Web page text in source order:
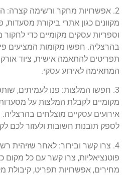
2. אפשרויות מחקר ורשימה
מקוונים כגון אתרי ביקורת
וספריות עסקים מקומיים כדי לחקור
בהרצליה. חפשו מקומות המציעים
תפריטים להתאמה אישית, ציוד
המתאימה לאירוע עסקי.
3. חפשו המלצות: פנו לעמיתים,
מקומיים לקבלת המלצות על
אירועים עסקיים מוצלחים בהרצליה.
לספק תובנות חשובות ולעזור לכם
4. צרו קשר ובירור: לאחר שזיהית
פוטנציאליות, צרו קשר עם כל מקום
מחירים, אפשרויות תפריט, קיבולת